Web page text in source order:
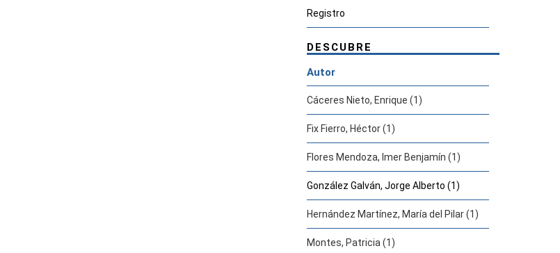
Registro
DESCUBRE
Autor
Cáceres Nieto, Enrique (1)
Fix Fierro, Héctor (1)
Flores Mendoza, Imer Benjamín (1)
González Galván, Jorge Alberto (1)
Hernández Martínez, María del Pilar (1)
Montes, Patricia (1)